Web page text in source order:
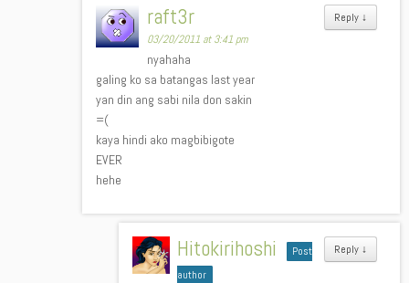
Reply ↓
raft3r
03/20/2011 at 3:41 pm
nyahaha
galing ko sa batangas last year
yan din ang sabi nila don sakin
=(
kaya hindi ako magbibigote
EVER
hehe
Reply ↓
Hitokirihoshi
Post
author